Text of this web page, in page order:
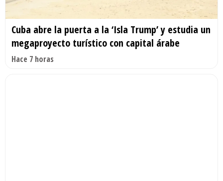
Cuba abre la puerta a la ‘Isla Trump’ y estudia un
megaproyecto turístico con capital árabe
Hace 7 horas